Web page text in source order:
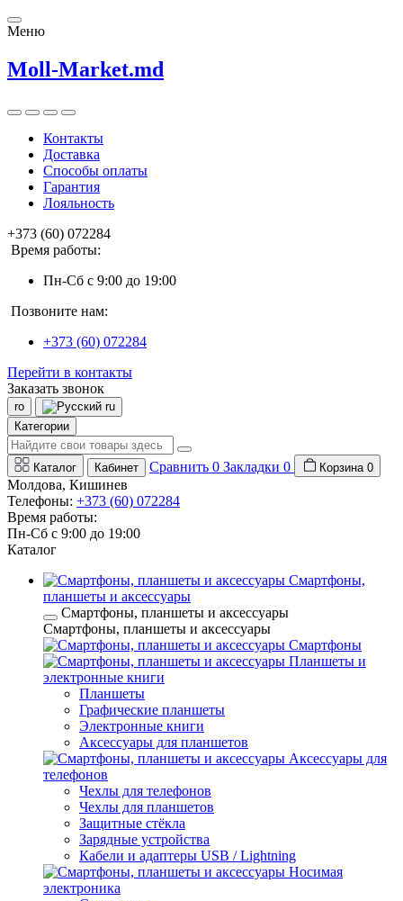
Меню
Moll-Market.md
Контакты
Доставка
Способы оплаты
Гарантия
Лояльность
+373 (60) 072284
Время работы:
Пн-Сб с 9:00 до 19:00
Позвоните нам:
+373 (60) 072284
Перейти в контакты
Заказать звонок
ro
ru
Категории
Каталог Кабинет Сравнить 0 Закладки 0 Корзина 0
Молдова, Кишинев
Телефоны: +373 (60) 072284
Время работы:
Пн-Сб с 9:00 до 19:00
Каталог
Смартфоны,
планшеты и аксессуары
Смартфоны, планшеты и аксессуары
Смартфоны, планшеты и аксессуары
Смартфоны
Планшеты и
электронные книги
Планшеты
Графические планшеты
Электронные книги
Аксессуары для планшетов
Аксессуары для
телефонов
Чехлы для телефонов
Чехлы для планшетов
Защитные стёкла
Зарядные устройства
Кабели и адаптеры USB / Lightning
Носимая
электроника